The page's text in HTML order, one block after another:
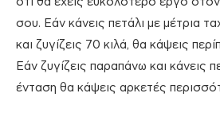
σου. Εάν κάνεις πετάλι με μέτρια
και ζυγίζεις 70 κιλά, θα κάψεις
Εάν ζυγίζεις παραπάνω και κάνεις
ένταση θα κάψεις αρκετές